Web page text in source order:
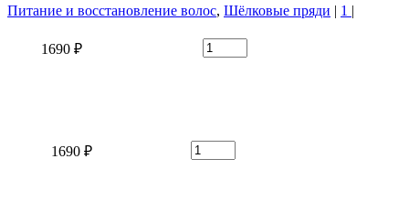
Питание и восстановление волос, Шёлковые пряди | 1 |
1690 ₽
1690 ₽